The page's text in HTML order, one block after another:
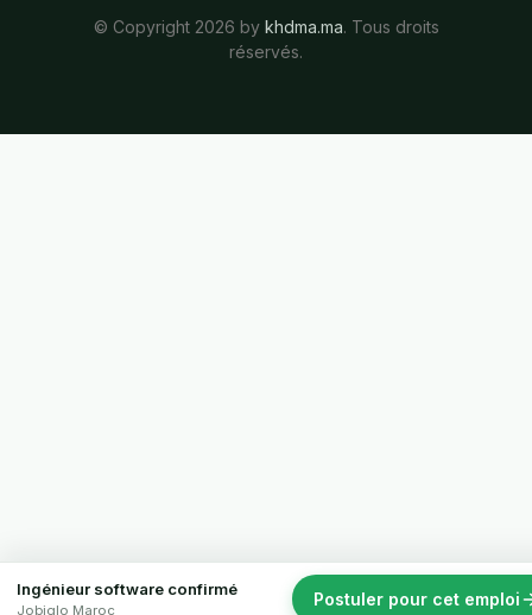
Ingénieur software confirmé
Jobiglo Maroc
Postuler pour cet emploi
© Copyright 2026 by khdma.ma. Tous droits
réservés.